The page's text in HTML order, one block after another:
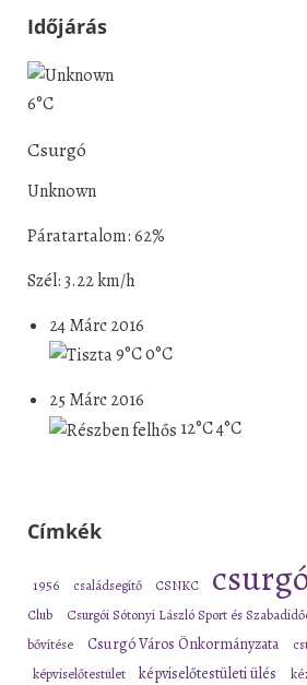
Időjárás
6°C
Csurgó
Unknown
Páratartalom: 62%
Szél: 3.22 km/h
24 Márc 2016
9°C0°C
25 Márc 2016
12°C4°C
Címkék
1956 családsegítő CSNKC
Club
Csurgói Sótonyi László Sport és
bővítése
Csurgó Város Önkormányzata
képviselőtestület képviselőtestületi ülés